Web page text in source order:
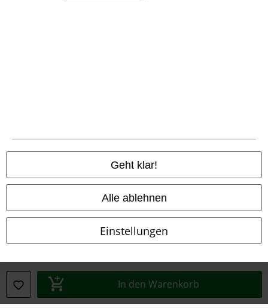
Geht klar!
Alle ablehnen
Einstellungen
In den Warenkorb
Alle Preise inkl. gesetzlicher Mehrwertsteuer, zzgl.Versandkosten
© 1986-2026 E.M.P. Merchandising HGmbH
EMP Online Shops
EMP France
EMP Deutschland